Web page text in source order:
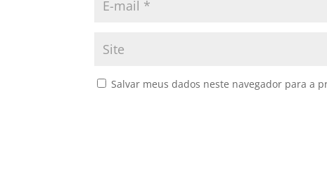
Salvar meus dados neste navegador para a